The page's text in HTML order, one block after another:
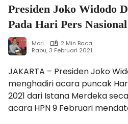
Presiden Joko Widodo
Pada Hari Pers Nasional
Mori
2 Min Baca
Rabu, 3 Februari 2021
JAKARTA – Presiden Joko
menghadiri acara puncak
2021 dari Istana Merdeka
acara HPN 9 Februari